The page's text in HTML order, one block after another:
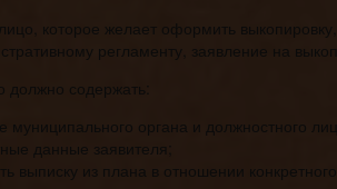
которое желает оформить
регламенту, заявление на
содержать:
муниципального органа и должностного
данные заявителя;
выписку из плана в отношении